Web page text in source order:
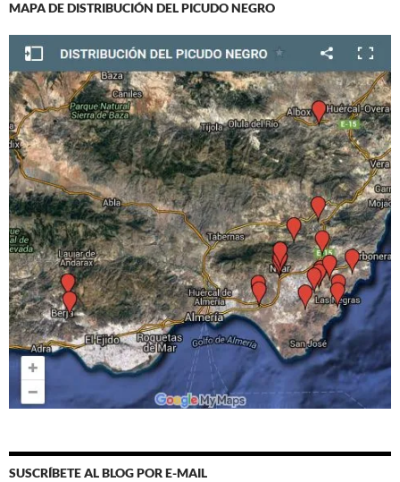
MAPA DE DISTRIBUCIÓN DEL PICUDO NEGRO
SUSCRÍBETE AL BLOG POR E-MAIL